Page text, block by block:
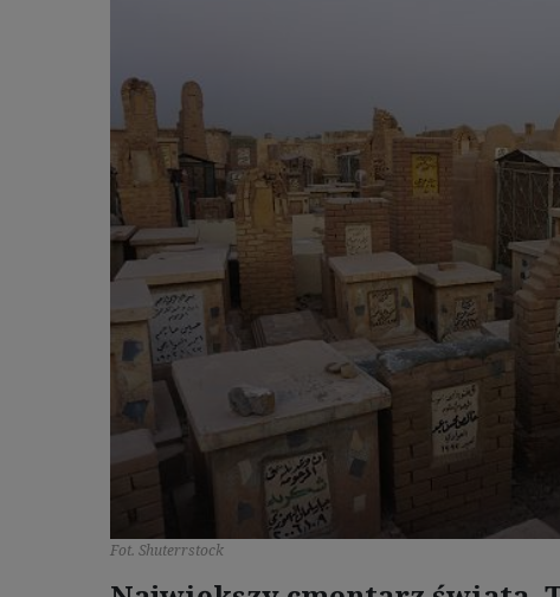
Fot. Shuterrstock